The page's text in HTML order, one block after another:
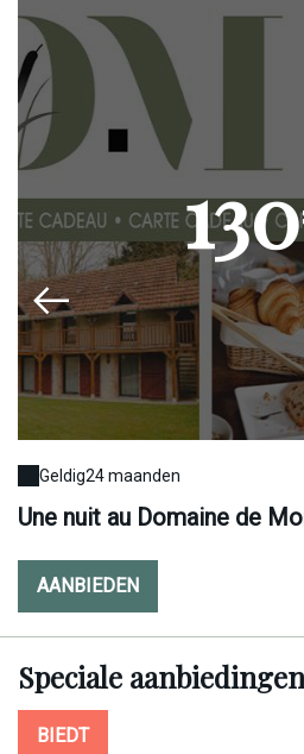
Geldig24 maanden
Une nuit au Domaine de
AANBIEDEN
Speciale aanbiedingen
BIEDT